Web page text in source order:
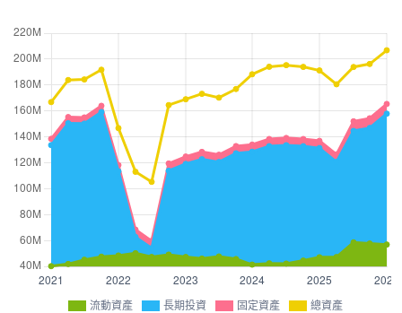
流動資產 長期投資 固定資產 總資產